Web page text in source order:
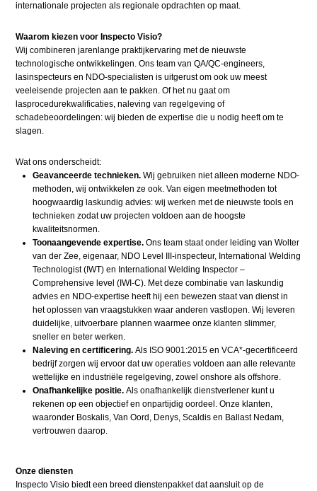
internationale projecten als regionale opdrachten op maat.
Waarom kiezen voor Inspecto Visio?
Wij combineren jarenlange praktijkervaring met de nieuwste
technologische ontwikkelingen. Ons team van QA/QC-engineers,
lasinspecteurs en NDO-specialisten is uitgerust om ook uw meest
veeleisende projecten aan te pakken. Of het nu gaat om
lasprocedurekwalificaties, naleving van regelgeving of
schadebeoordelingen: wij bieden de expertise die u nodig heeft om te
slagen.
Wat ons onderscheidt:
Geavanceerde technieken.Wij gebruiken niet alleen moderne NDO-
methoden, wij ontwikkelen ze ook. Van eigen meetmethoden tot
hoogwaardig laskundig advies: wij werken met de nieuwste tools en
technieken zodat uw projecten voldoen aan de hoogste
kwaliteitsnormen.
Toonaangevende expertise.Ons team staat onder leiding van Wolter
van der Zee, eigenaar, NDO Level III-inspecteur, International Welding
Technologist (IWT) en International Welding Inspector –
Comprehensive level (IWI-C). Met deze combinatie van laskundig
advies en NDO-expertise heeft hij een bewezen staat van dienst in
het oplossen van vraagstukken waar anderen vastlopen. Wij leveren
duidelijke, uitvoerbare plannen waarmee onze klanten slimmer,
sneller en beter werken.
Naleving en certificering.Als ISO 9001:2015 en VCA*-gecertificeerd
bedrijf zorgen wij ervoor dat uw operaties voldoen aan alle relevante
wettelijke en industriële regelgeving, zowel onshore als offshore.
Onafhankelijke positie.Als onafhankelijk dienstverlener kunt u
rekenen op een objectief en onpartijdig oordeel. Onze klanten,
waaronder Boskalis, Van Oord, Denys, Scaldis en Ballast Nedam,
vertrouwen daarop.
Onze diensten
Inspecto Visio biedt een breed dienstenpakket dat aansluit op de